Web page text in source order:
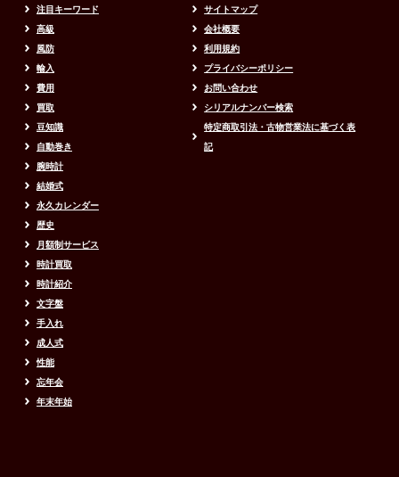
注目キーワード
高級
風防
輸入
費用
買取
豆知識
自動巻き
腕時計
結婚式
永久カレンダー
歴史
月額制サービス
時計買取
時計紹介
文字盤
手入れ
成人式
性能
忘年会
年末年始
サイトマップ
会社概要
利用規約
プライバシーポリシー
お問い合わせ
シリアルナンバー検索
特定商取引法・古物営業法に基づく表
記